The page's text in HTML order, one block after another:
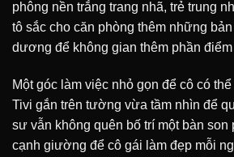
phông nền trắng trang nhã, trẻ trung
tô sắc cho căn phòng thêm những
dương để không gian thêm phần
Một góc làm việc nhỏ gọn để cô có
Tivi gắn trên tường vừa tầm nhìn để
sư vẫn không quên bố trí một bàn son
cạnh giường để cô gái làm đẹp mỗi